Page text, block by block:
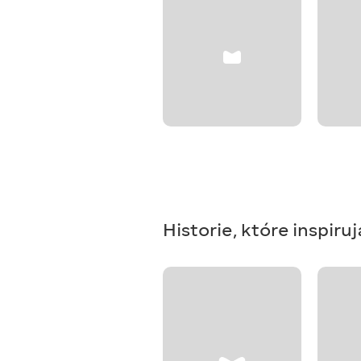
Historie, które